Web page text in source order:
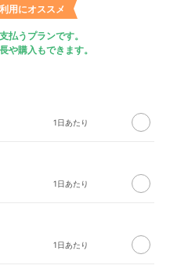
用にオススメ
払うプランです。
や購入もできます。